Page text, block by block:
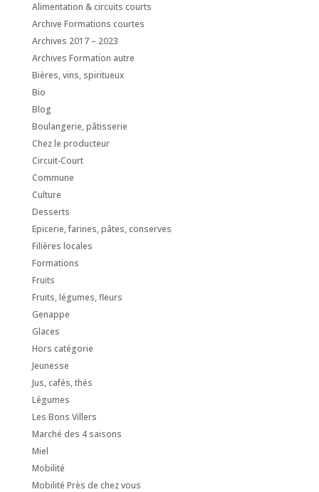
Alimentation & circuits courts
Archive Formations courtes
Archives 2017 – 2023
Archives Formation autre
Bières, vins, spiritueux
Bio
Blog
Boulangerie, pâtisserie
Chez le producteur
Circuit-Court
Commune
Culture
Desserts
Epicerie, farines, pâtes, conserves
Filières locales
Formations
Fruits
Fruits, légumes, fleurs
Genappe
Glaces
Hors catégorie
Jeunesse
Jus, cafés, thés
Légumes
Les Bons Villers
Marché des 4 saisons
Miel
Mobilité
Mobilité Près de chez vous